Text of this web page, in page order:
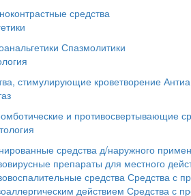
средства
Спазмолитики
стимулирующие кроветворение
и противосвертывающие
средства д/наружного
препараты для местного
средства Средства с
действием Средства с